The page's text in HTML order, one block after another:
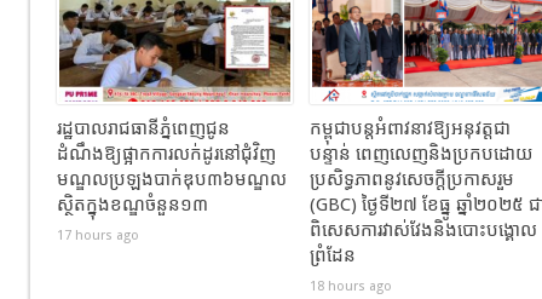
រដ្ឋបាលរាជធានីភ្នំពេញជូន
ដំណឹងឱ្យផ្អាកការលក់ដូរនៅជុំវិញ
មណ្ឌលប្រឡងបាក់ឌុប៣៦មណ្ឌល
ស្ថិតក្នុងខណ្ឌចំនួន១៣
17 hours ago
កម្ពុជាបន្តអំពាវនាវឱ្យអនុវត្តជា
បន្ទាន់ ពេញលេញនិងប្រកបដោយ
ប្រសិទ្ធភាពនូវសេចក្តីប្រកាសរួម
(GBC) ថ្ងៃទី២៧ ខែធ្នូ ឆ្នាំ២០២៥ ជ
ពិសេសការវាស់វែងនិងបោះបង្គោល
ព្រំដែន
18 hours ago